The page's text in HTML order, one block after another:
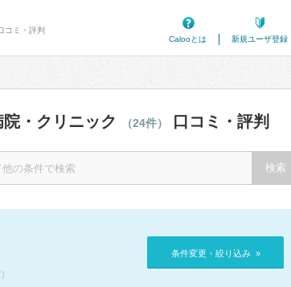
コミ・評判
Calooとは
新規ユーザ登録
・クリニック （24件） 口コミ・評判
条件変更・絞り込み »